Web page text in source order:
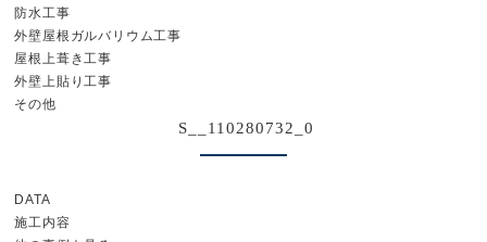
防水工事
外壁屋根ガルバリウム工事
屋根上葺き工事
外壁上貼り工事
その他
S__110280732_0
DATA
施工内容